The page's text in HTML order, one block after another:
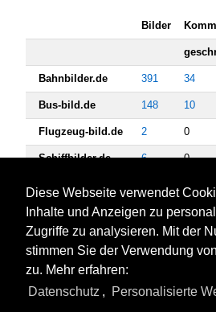
Bilder
Bahnbilder.de 391 34
Bus-bild.de 148 10
Flugzeug-bild.de 2 0
Schiffbilder.de 6 0
Staedte-
fotos.de
11 0
Fahrzeugbilder.de 23 0
Bahnvideos.eu 14 1
Diese Webseite verwendet
Inhalte und Anzeigen zu
Zugriffe zu analysieren. Mit der
stimmen Sie der Verwendung
zu. Mehr erfahren:
Datenschutz , Personalisierte